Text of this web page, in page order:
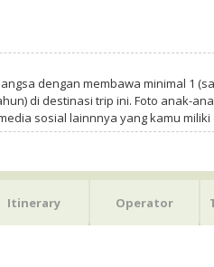
dengan membawa minimal 1
di destinasi trip ini. Foto anak-
sosial lainnnya yang kamu
Itinerary Operator